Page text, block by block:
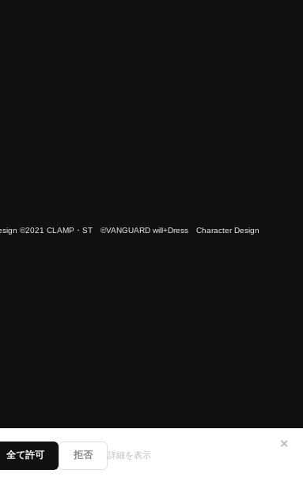
全て許可 拒否 詳細を表示
✕
©2021 CLAMP・ST ©VANGUARD will+Dress Character Design